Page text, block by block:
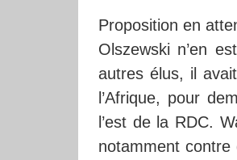
Proposition en
Olszewski n’en
autres élus, il
l’Afrique, pour
l’est de la RDC.
notamment contre